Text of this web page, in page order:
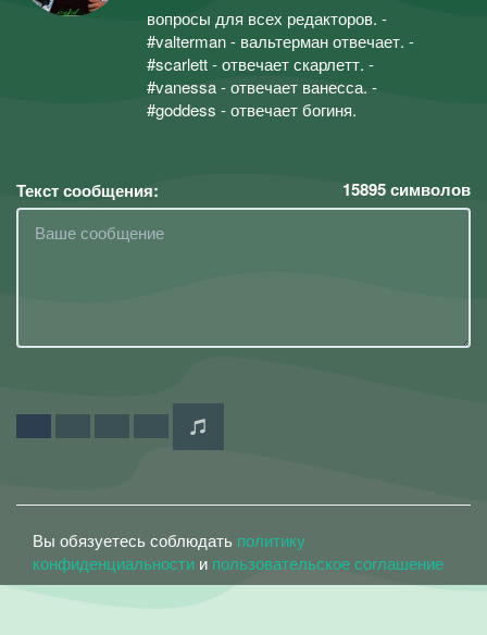
вопросы для всех редакторов. -
#valterman - вальтерман отвечает. -
#scarlett - отвечает скарлетт. -
#vanessa - отвечает ванесса. -
#goddess - отвечает богиня.
Текст сообщения: 15895символов
Вы обязуетесь соблюдать политику
конфиденциальности и пользовательское соглашение